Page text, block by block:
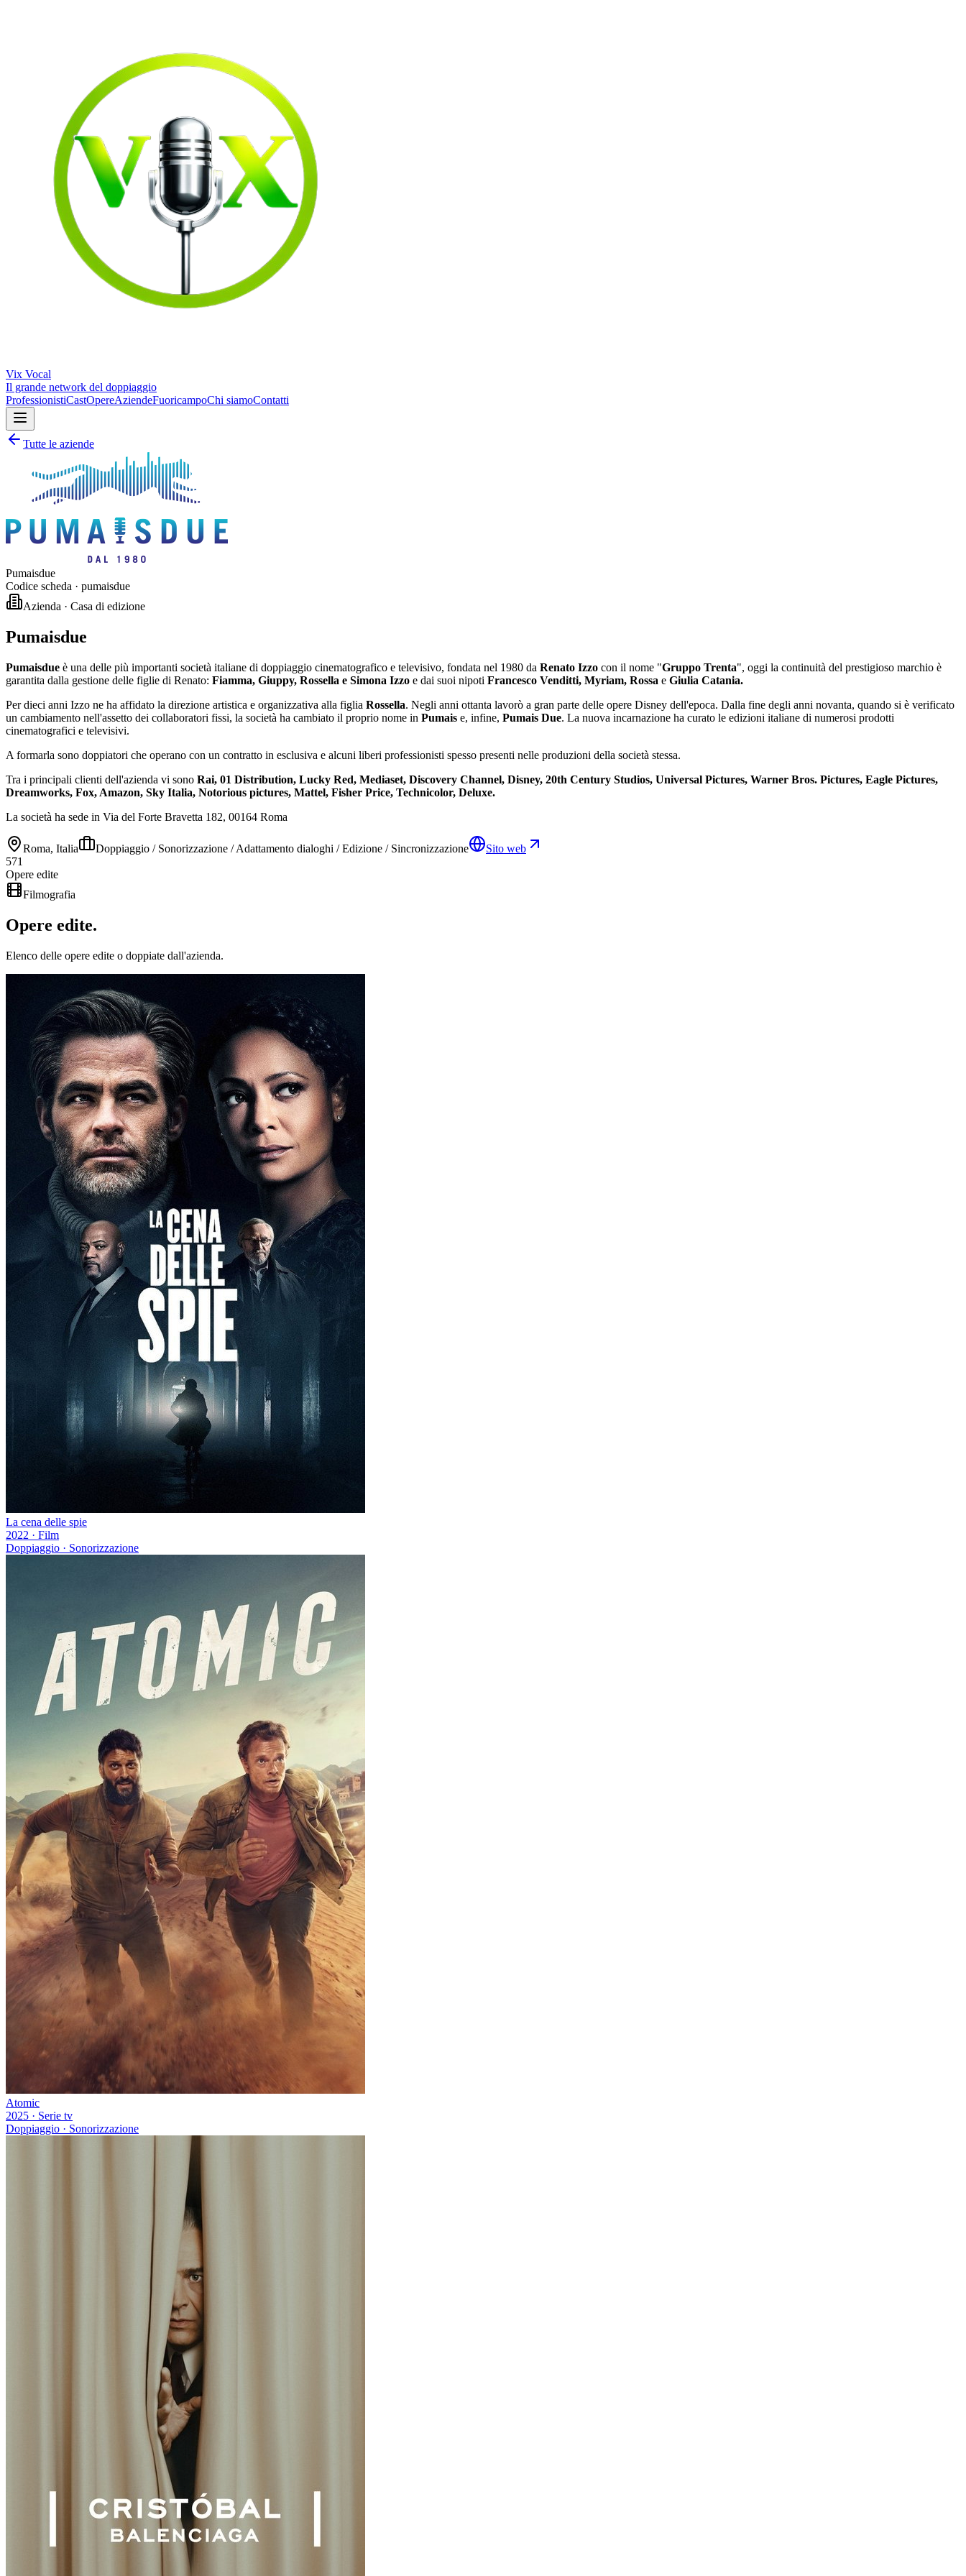
Vix Vocal
Il grande network del doppiaggio
ProfessionistiCastOpereAziendeFuoricampoChi siamoContatti
Tutte le aziende
Pumaisdue
Codice scheda · pumaisdue
Azienda · Casa di edizione
Pumaisdue
Pumaisdue è una delle più importanti società italiane di doppiaggio cinematografico e televisivo, fondata nel 1980 da Renato Izzo con il nome "Gruppo Trenta", oggi la continuità del prestigioso marchio è
garantita dalla gestione delle figlie di Renato: Fiamma, Giuppy, Rossella e Simona Izzo e dai suoi nipoti Francesco Venditti, Myriam, Rossa e Giulia Catania.
Per dieci anni Izzo ne ha affidato la direzione artistica e organizzativa alla figlia Rossella. Negli anni ottanta lavorò a gran parte delle opere Disney dell'epoca. Dalla fine degli anni novanta, quando si è verificato
un cambiamento nell'assetto dei collaboratori fissi, la società ha cambiato il proprio nome in Pumais e, infine, Pumais Due. La nuova incarnazione ha curato le edizioni italiane di numerosi prodotti
cinematografici e televisivi.
A formarla sono doppiatori che operano con un contratto in esclusiva e alcuni liberi professionisti spesso presenti nelle produzioni della società stessa.
Tra i principali clienti dell'azienda vi sono Rai, 01 Distribution, Lucky Red, Mediaset, Discovery Channel, Disney, 20th Century Studios, Universal Pictures, Warner Bros. Pictures, Eagle Pictures,
Dreamworks, Fox, Amazon, Sky Italia, Notorious pictures, Mattel, Fisher Price, Technicolor, Deluxe.
La società ha sede in Via del Forte Bravetta 182, 00164 Roma
Roma, Italia Doppiaggio / Sonorizzazione / Adattamento dialoghi / Edizione / Sincronizzazione
Sito web
571
Opere edite
Filmografia
Opere edite.
Elenco delle opere edite o doppiate dall'azienda.
La cena delle spie
2022 · Film
Doppiaggio · Sonorizzazione
Atomic
2025 · Serie tv
Doppiaggio · Sonorizzazione